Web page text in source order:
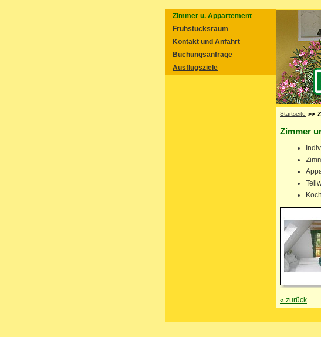
Zimmer u. Appartement
Frühstücksraum
Kontakt und Anfahrt
Buchungsanfrage
Ausflugsziele
Startseite >>
Zimmer
« zurück